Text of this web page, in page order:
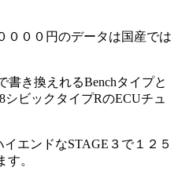
０００円のデータは国産では
書き換えれるBenchタイプと
ビックタイプRのECUチュ
ンドなSTAGE３で１２５
。